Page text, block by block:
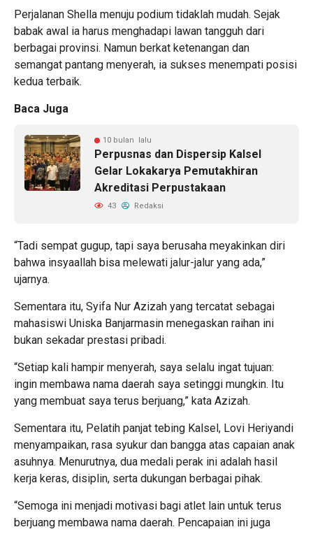
Perjalanan Shella menuju podium tidaklah mudah. Sejak
babak awal ia harus menghadapi lawan tangguh dari
berbagai provinsi. Namun berkat ketenangan dan
semangat pantang menyerah, ia sukses menempati posisi
kedua terbaik.
Baca Juga
10 bulan lalu
Perpusnas dan Dispersip Kalsel
Gelar Lokakarya Pemutakhiran
Akreditasi Perpustakaan
43 Redaksi
“Tadi sempat gugup, tapi saya berusaha meyakinkan diri
bahwa insyaallah bisa melewati jalur-jalur yang ada,”
ujarnya.
Sementara itu, Syifa Nur Azizah yang tercatat sebagai
mahasiswi Uniska Banjarmasin menegaskan raihan ini
bukan sekadar prestasi pribadi.
“Setiap kali hampir menyerah, saya selalu ingat tujuan:
ingin membawa nama daerah saya setinggi mungkin. Itu
yang membuat saya terus berjuang,” kata Azizah.
Sementara itu, Pelatih panjat tebing Kalsel, Lovi Heriyandi
menyampaikan, rasa syukur dan bangga atas capaian anak
asuhnya. Menurutnya, dua medali perak ini adalah hasil
kerja keras, disiplin, serta dukungan berbagai pihak.
“Semoga ini menjadi motivasi bagi atlet lain untuk terus
berjuang membawa nama daerah. Pencapaian ini juga